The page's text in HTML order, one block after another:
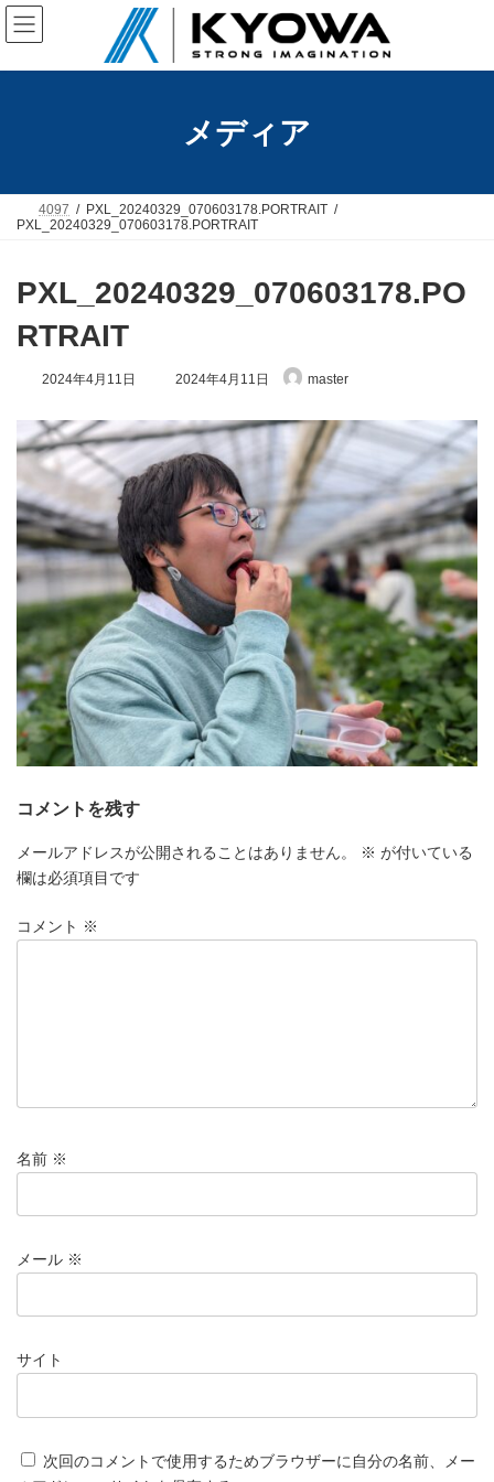
コ
ン
テ
ン
ナ
ビ
ゲ
ー
メディア
4097
PXL_20240329_070603178.PORTRAIT
PXL_20240329_070603178.PORTRAIT
PXL_20240329_070603178.PO
RTRAIT
2024年4月11日
最
新
日
時
2024年4月11日 master
コメントを残す
メールアドレスが公開されることはありません。 ※ が付いている
欄は必須項目です
コメント ※
名前 ※
メール ※
サイト
次回のコメントで使用するためブラウザーに自分の名前、メー